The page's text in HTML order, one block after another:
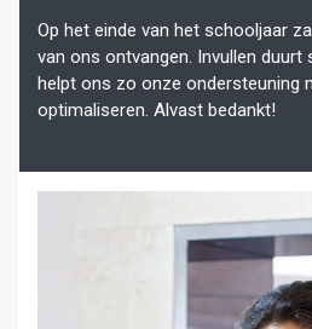
Op het einde van het schooljaar
van ons ontvangen. Invullen duurt
helpt ons zo onze ondersteuning
optimaliseren. Alvast bedankt!